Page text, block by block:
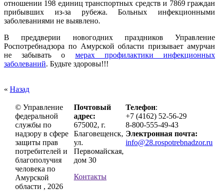
отношении 198 единиц транспортных средств и 7869 граждан
прибывших из-за рубежа. Больных инфекционными
заболеваниями не выявлено.
В преддверии новогодних праздников Управление
Роспотребнадзора по Амурской области призывает амурчан
не забывать о мерах профилактики инфекционных
заболеваний. Будьте здоровы!!!
« Назад
© Управление
федеральной
службы по
надзору в сфере
защиты прав
потребителей и
благополучия
человека по
Амурской
области , 2026
Почтовый
адрес:
675002, г.
Благовещенск,
ул.
Первомайская,
дом 30
Контакты
Телефон:
+7 (4162) 52-56-29
8-800-555-49-43
Электронная почта:
info@28.rospotrebnadzor.ru